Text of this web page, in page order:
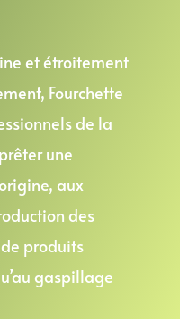
et étroitement
Fourchette
de la
une
aux
des
produits
gaspillage